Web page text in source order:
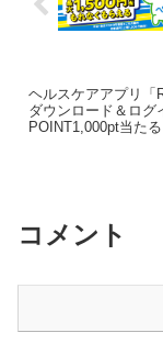
ヘルスケアアプリ「
ダウンロード＆ログ
POINT1,000pt当たる
コメント